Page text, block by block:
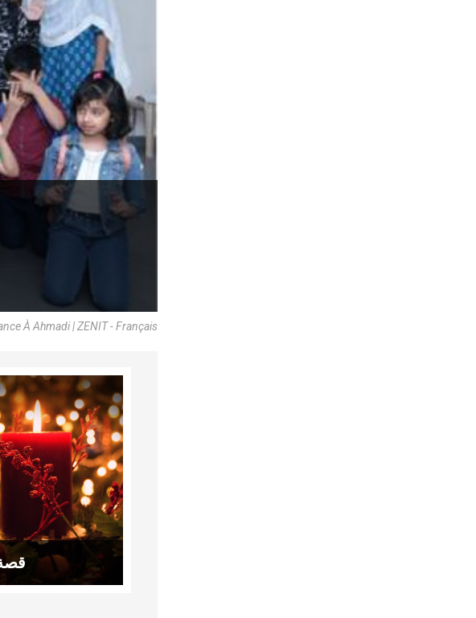
À Ahmadi | ZENIT - Français